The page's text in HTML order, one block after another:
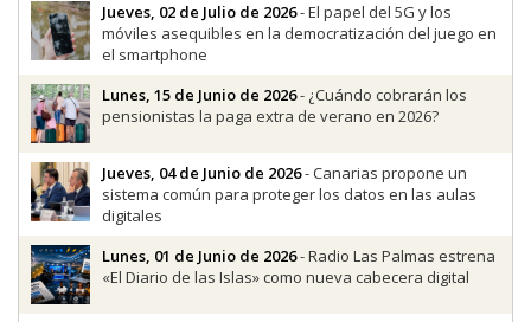
Jueves, 02 de Julio de 2026- El papel del 5G y los
móviles asequibles en la democratización del juego en
el smartphone
Lunes, 15 de Junio de 2026- ¿Cuándo cobrarán los
pensionistas la paga extra de verano en 2026?
Jueves, 04 de Junio de 2026- Canarias propone un
sistema común para proteger los datos en las aulas
digitales
Lunes, 01 de Junio de 2026- Radio Las Palmas estrena
«El Diario de las Islas» como nueva cabecera digital